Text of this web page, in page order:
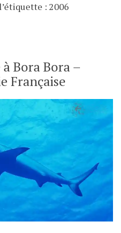
: 2006
Bora Bora –
Française